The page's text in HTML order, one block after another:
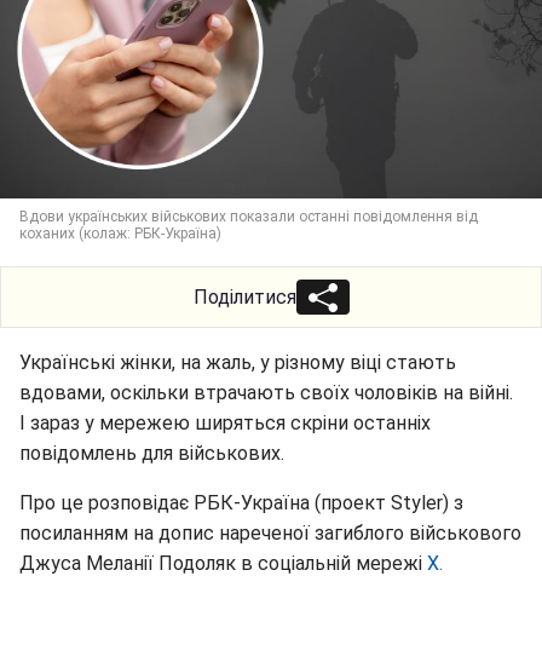
Вдови українських військових показали останні повідомлення від
коханих (колаж: РБК-Україна)
Поділитися
Українські жінки, на жаль, у різному віці стають
вдовами, оскільки втрачають своїх чоловіків на війні.
І зараз у мережею ширяться скріни останніх
повідомлень для військових.
Про це розповідає РБК-Україна (проект Styler) з
посиланням на допис нареченої загиблого військового
Джуса Меланії Подоляк в соціальній мережі Х.